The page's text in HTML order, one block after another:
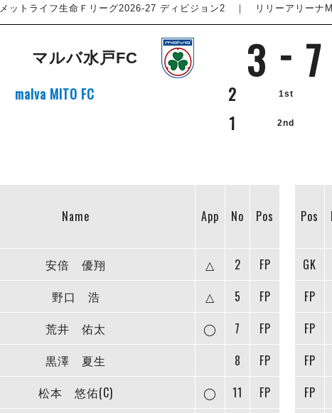
メットライフ生命Ｆリーグ2026-27 ディビジョン2 ｜ リリーアリー
マルバ水戸FC 3 7
malva MITO FC 2 1st
1 2nd
Name
App No
Pos
安倍 優翔
△ 2
FP
野口 浩 △ 5
FP
荒井 佑太
◯ 7
FP
黒澤 夏生
8
FP
松本 悠佑(C) ◯ 11
FP
Pos
GK
FP
FP
FP
FP